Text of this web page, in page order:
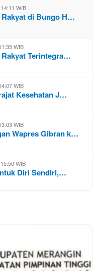
WIB
di Bungo H…
WIB
Terintegra…
WIB
Kesehatan J…
WIB
Wapres Gibran k…
WIB
Diri Sendiri,…